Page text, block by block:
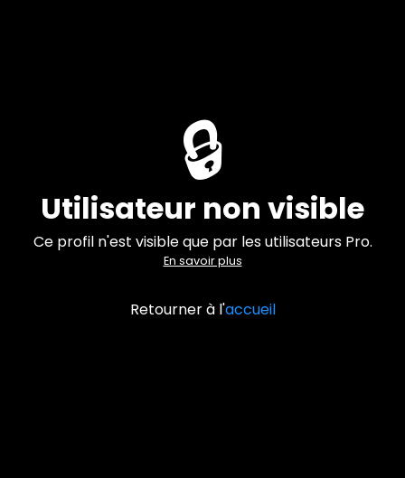
🔒
Utilisateur non visible
Ce profil n'est visible que par les utilisateurs Pro.
En savoir plus
Retourner à l'accueil